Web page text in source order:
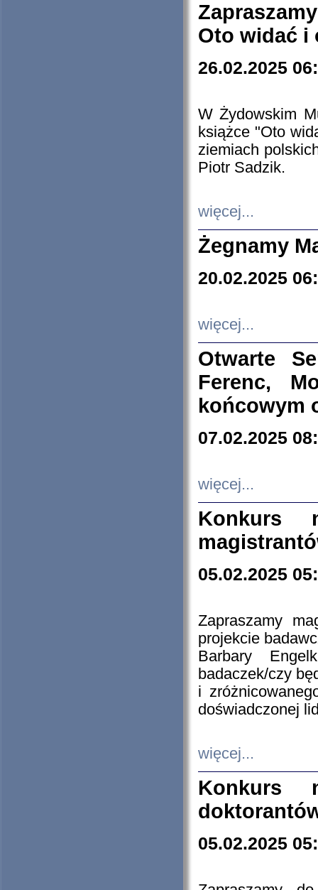
Oto widać i
26.02.2025
W Żydowskim
książce "Oto
ziemiach
Piotr Sadzik.
więcej...
Żegnamy
20.02.2025
więcej...
Otwarte
Ferenc,
końcowym
07.02.2025
więcej...
Konkurs
05.02.2025
Zapraszamy
projekcie
Barbary
badaczek/czy
i
doświadczonej
więcej...
Konkurs
05.02.2025